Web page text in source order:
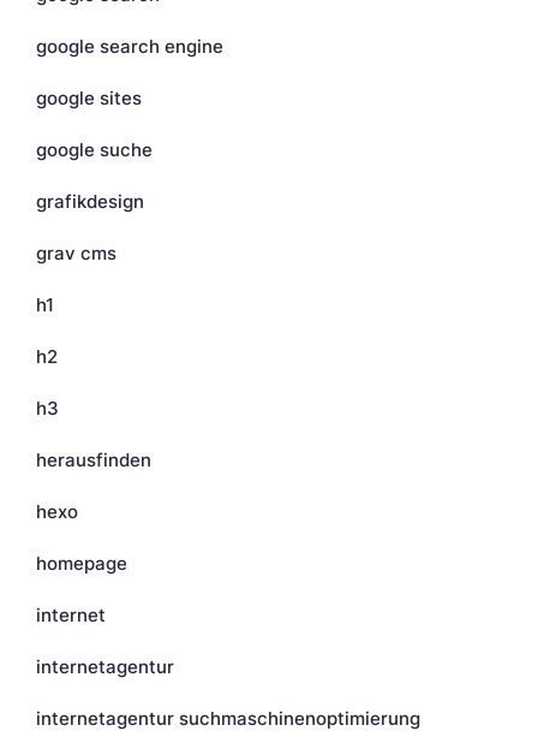
google search engine
google sites
google suche
grafikdesign
grav cms
h1
h2
h3
herausfinden
hexo
homepage
internet
internetagentur
internetagentur suchmaschinenoptimierung